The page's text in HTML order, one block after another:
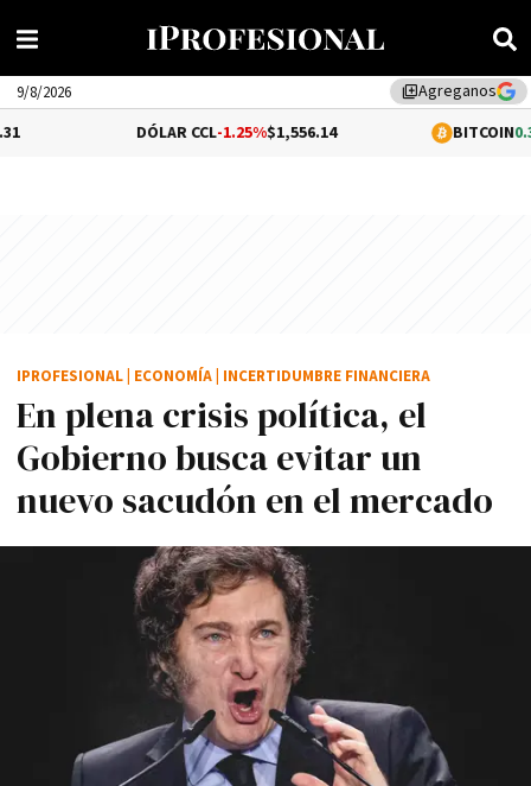
library_addAgreganos
9/8/2026
-1.25%$1,556.14 0.31%
En plena crisis política, el
Gobierno busca evitar un
nuevo sacudón en el mercado
IPROFESIONAL ECONOMÍA INCERTIDUMBRE FINANCIERA